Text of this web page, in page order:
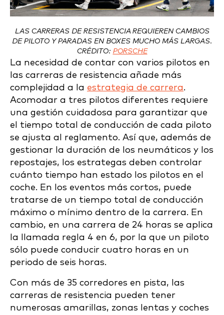
LAS CARRERAS DE RESISTENCIA REQUIEREN CAMBIOS
DE PILOTO Y PARADAS EN BOXES MUCHO MÁS LARGAS.
CRÉDITO: PORSCHE
La necesidad de contar con varios pilotos en
las carreras de resistencia añade más
complejidad a la estrategia de carrera.
Acomodar a tres pilotos diferentes requiere
una gestión cuidadosa para garantizar que
el tiempo total de conducción de cada piloto
se ajusta al reglamento. Así que, además de
gestionar la duración de los neumáticos y los
repostajes, los estrategas deben controlar
cuánto tiempo han estado los pilotos en el
coche. En los eventos más cortos, puede
tratarse de un tiempo total de conducción
máximo o mínimo dentro de la carrera. En
cambio, en una carrera de 24 horas se aplica
la llamada regla 4 en 6, por la que un piloto
sólo puede conducir cuatro horas en un
periodo de seis horas.
Con más de 35 corredores en pista, las
carreras de resistencia pueden tener
numerosas amarillas, zonas lentas y coches